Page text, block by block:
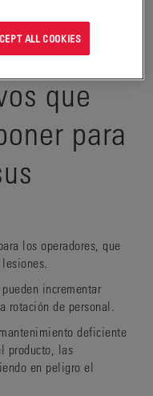
los
que
para
los operadores, que
incrementar
rotación de personal
deficiente
producto, las
en peligro el
ALL COOKIES